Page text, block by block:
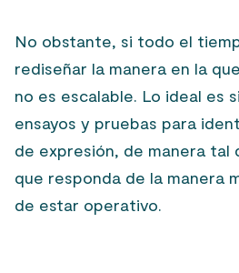
No obstante, si todo el
rediseñar la manera en la
no es escalable. Lo ideal es
ensayos y pruebas para
de expresión, de manera
que responda de la manera
de estar operativo.